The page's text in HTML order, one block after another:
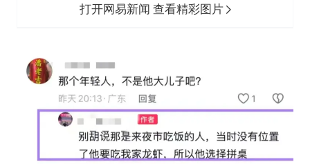
打开网易新闻 查看精彩图片